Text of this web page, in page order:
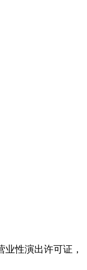
性演出许可证，